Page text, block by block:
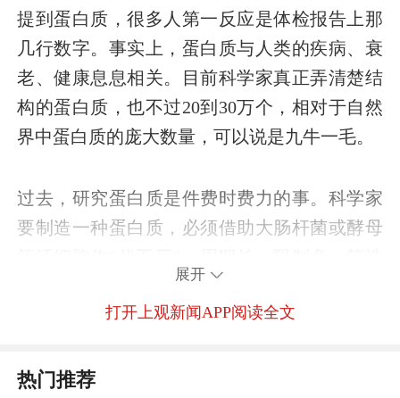
提到蛋白质，很多人第一反应是体检报告上那
几行数字。事实上，蛋白质与人类的疾病、衰
老、健康息息相关。目前科学家真正弄清楚结
构的蛋白质，也不过20到30万个，相对于自然
界中蛋白质的庞大数量，可以说是九牛一毛。
过去，研究蛋白质是件费时费力的事。科学家
要制造一种蛋白质，必须借助大肠杆菌或酵母
靠“运气”，效率并不高。
展开
打开上观新闻APP阅读全文
热门推荐